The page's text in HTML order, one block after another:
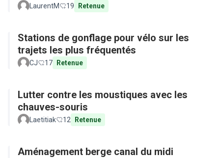
LaurentM 19 Retenue
Stations de gonflage pour vélo sur les
trajets les plus fréquentés
CJ 17 Retenue
Lutter contre les moustiques avec les
chauves-souris
Laetitiak 12 Retenue
Aménagement berge canal du midi